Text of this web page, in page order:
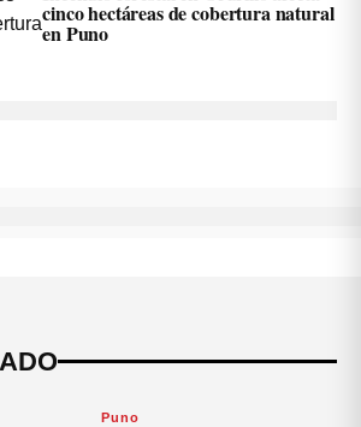
cinco hectáreas de cobertura natural
en Puno
Puno